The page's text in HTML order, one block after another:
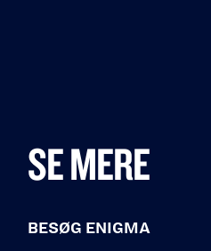
SE MERE
BESØG ENIGMA